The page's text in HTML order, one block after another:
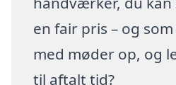
en fair pris – og
med møder op, og
til aftalt tid?